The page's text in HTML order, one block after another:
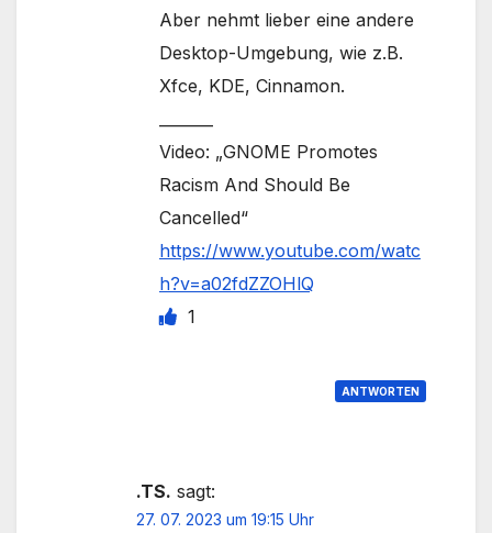
Aber nehmt lieber eine andere
Desktop-Umgebung, wie z.B.
Xfce, KDE, Cinnamon.
Video: „GNOME Promotes
Racism And Should Be
Cancelled“
https://www.youtube.com/watc
h?v=a02fdZZOHlQ
1
ANTWORTEN
.TS. sagt:
27. 07. 2023 um 19:15 Uhr